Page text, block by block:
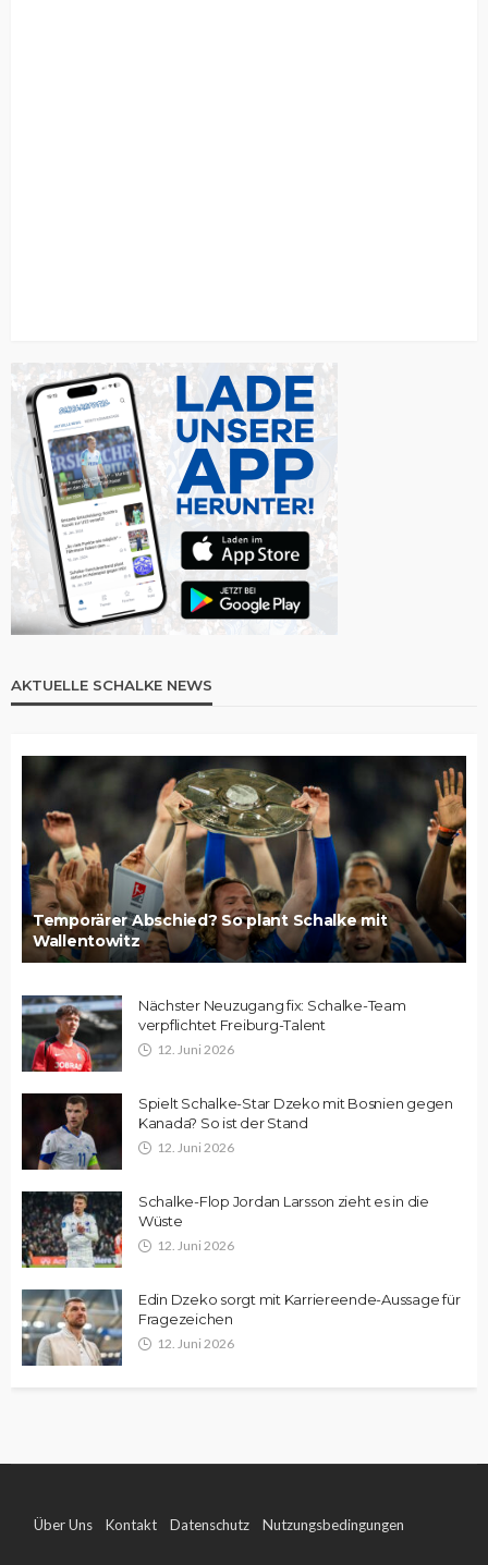
AKTUELLE SCHALKE NEWS
Temporärer Abschied? So plant Schalke mit
Wallentowitz
Nächster Neuzugang fix: Schalke-Team
verpflichtet Freiburg-Talent
12. Juni 2026
Spielt Schalke-Star Dzeko mit Bosnien gegen
Kanada? So ist der Stand
12. Juni 2026
Schalke-Flop Jordan Larsson zieht es in die
Wüste
12. Juni 2026
Edin Dzeko sorgt mit Karriereende-Aussage für
Fragezeichen
12. Juni 2026
Über Uns Kontakt Datenschutz Nutzungsbedingungen